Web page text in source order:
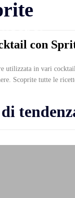
con
utilizzata in vari
Scoprite tutte le